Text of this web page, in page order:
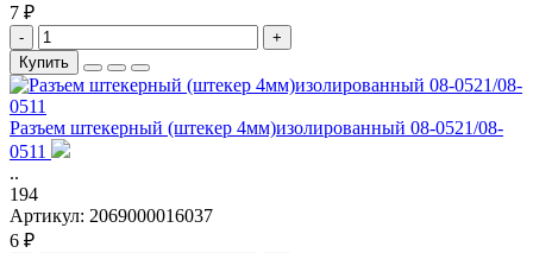
7 ₽
-
+
Купить
Разъем штекерный (штекер 4мм)изолированный 08-0521/08-
0511
..
194
Артикул: 2069000016037
6 ₽